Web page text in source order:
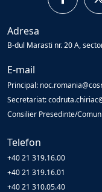
Adresa
B-dul Marasti nr. 20 A,
E-mail
Principal:
Secretariat:
Consilier Presedinte/
Telefon
+40 21 319.16.00
+40 21 319.16.01
+40 21 310.05.40